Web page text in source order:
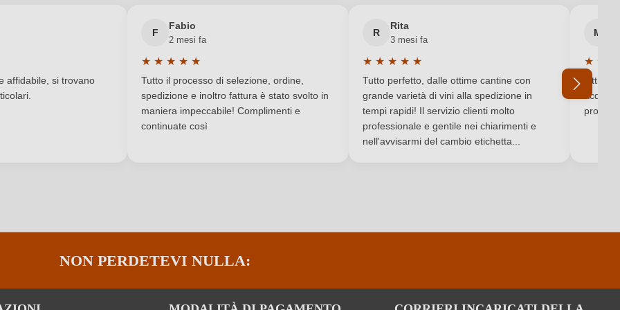
Residuo zuccherino
Contiene solfiti Tipo di vino Vino bianco
Ho dimenticato la mia password.
di 5 su 5 stelle
affidabile, si trovano
F
Fabio
2 mesi fa
★ ★ ★ ★ ★
Valutazione media di 5 su 5 stelle
Tutto il processo di selezione, ordine,
spedizione e inoltro fattura è stato svolto in
maniera impeccabile! Complimenti e
continuate così
R
Rita
3 mesi fa
★ ★ ★ ★ ★
Valutazione media di 5 su 5 stelle
Tutto perfetto, dalle ottime cantine con
grande varietà di vini alla spedizione in
tempi rapidi! Il servizio clienti molto
professionale e gentile nei chiarimenti e
nell'avvisarmi del cambio etichetta...
M
★ ★
Ottimo
NON PERDETEVI NULLA: